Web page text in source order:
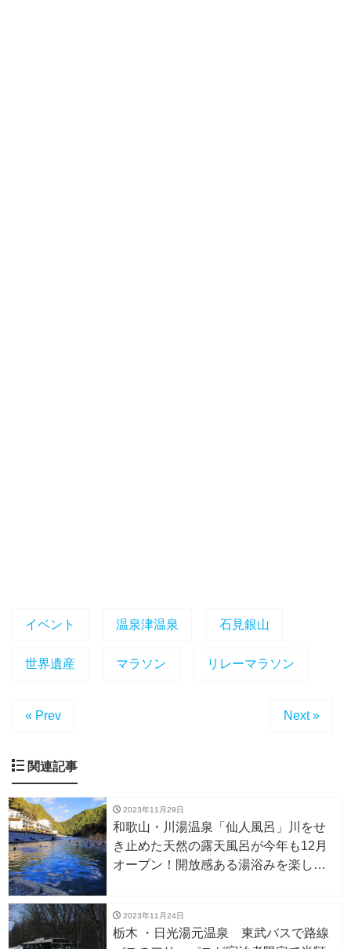
イベント 温泉津温泉 石見銀山
世界遺産 マラソン リレーマラソン
« Prev Next »
関連記事
2023年11月29日
和歌山・川湯温泉「仙人風呂」川をせ
き止めた天然の露天風呂が今年も12月
オープン！開放感ある湯浴みを楽しも
2023年11月24日
栃木 ・日光湯元温泉 東武バスで路線